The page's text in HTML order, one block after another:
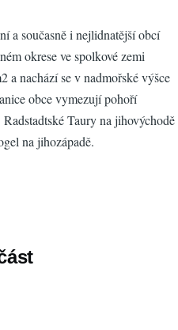
a současně i nejlidnatější obcí
okrese ve spolkové zemi
a nachází se v nadmořské výšce
obce vymezují pohoří
Taury na jihovýchodě
na jihozápadě.